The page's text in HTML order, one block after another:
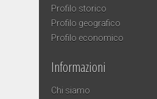
Profilo storico
Profilo geografico
Profilo economico
Informazioni
Chi siamo